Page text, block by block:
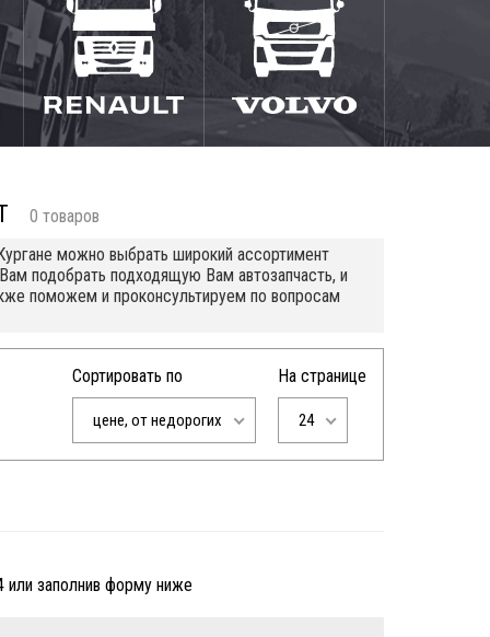
0 товаров
можно выбрать широкий ассортимент
подобрать подходящую Вам автозапчасть, и
поможем и проконсультируем по вопросам
Сортировать по
цене, от недорогих
На странице
24
или заполнив форму ниже